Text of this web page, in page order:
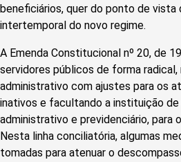
beneficiários, quer do ponto de vista
intertemporal do novo regime.
A Emenda Constitucional nº 20, de
servidores públicos de forma
administrativo com ajustes para os
inativos e facultando a instituição de
administrativo e previdenciário, para
Nesta linha conciliatória, algumas
tomadas para atenuar o